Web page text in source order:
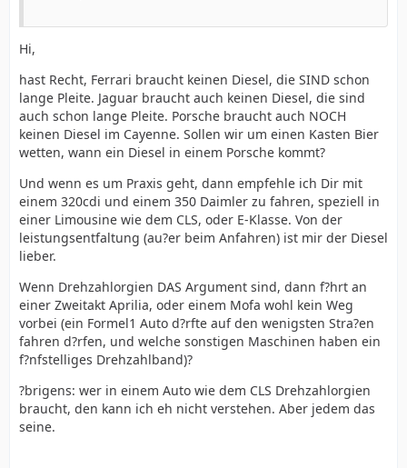
Hi,
hast Recht, Ferrari braucht keinen Diesel, die SIND schon
lange Pleite. Jaguar braucht auch keinen Diesel, die sind
auch schon lange Pleite. Porsche braucht auch NOCH
keinen Diesel im Cayenne. Sollen wir um einen Kasten Bier
wetten, wann ein Diesel in einem Porsche kommt?
Und wenn es um Praxis geht, dann empfehle ich Dir mit
einem 320cdi und einem 350 Daimler zu fahren, speziell in
einer Limousine wie dem CLS, oder E-Klasse. Von der
leistungsentfaltung (au?er beim Anfahren) ist mir der Diesel
lieber.
Wenn Drehzahlorgien DAS Argument sind, dann f?hrt an
einer Zweitakt Aprilia, oder einem Mofa wohl kein Weg
vorbei (ein Formel1 Auto d?rfte auf den wenigsten Stra?en
fahren d?rfen, und welche sonstigen Maschinen haben ein
f?nfstelliges Drehzahlband)?
?brigens: wer in einem Auto wie dem CLS Drehzahlorgien
braucht, den kann ich eh nicht verstehen. Aber jedem das
seine.